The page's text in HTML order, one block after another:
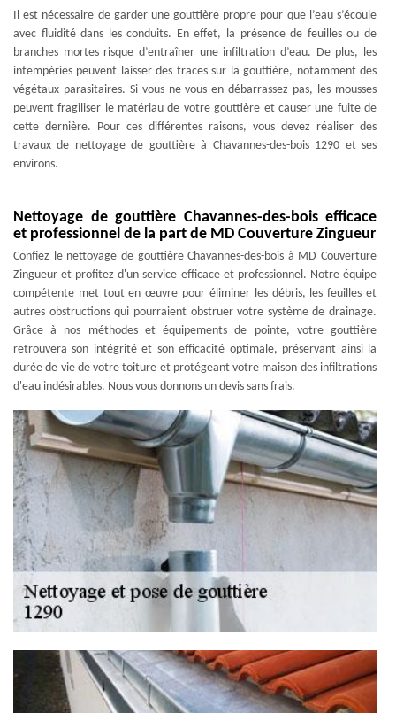
Il est nécessaire de garder une gouttière propre pour que l’eau s’écoule
avec fluidité dans les conduits. En effet, la présence de feuilles ou de
branches mortes risque d’entraîner une infiltration d’eau. De plus, les
intempéries peuvent laisser des traces sur la gouttière, notamment des
végétaux parasitaires. Si vous ne vous en débarrassez pas, les mousses
peuvent fragiliser le matériau de votre gouttière et causer une fuite de
cette dernière. Pour ces différentes raisons, vous devez réaliser des
travaux de nettoyage de gouttière à Chavannes-des-bois 1290 et ses
environs.
Nettoyage de gouttière Chavannes-des-bois efficace
et professionnel de la part de MD Couverture Zingueur
Confiez le nettoyage de gouttière Chavannes-des-bois à MD Couverture
Zingueur et profitez d'un service efficace et professionnel. Notre équipe
compétente met tout en œuvre pour éliminer les débris, les feuilles et
autres obstructions qui pourraient obstruer votre système de drainage.
Grâce à nos méthodes et équipements de pointe, votre gouttière
retrouvera son intégrité et son efficacité optimale, préservant ainsi la
durée de vie de votre toiture et protégeant votre maison des infiltrations
d'eau indésirables. Nous vous donnons un devis sans frais.